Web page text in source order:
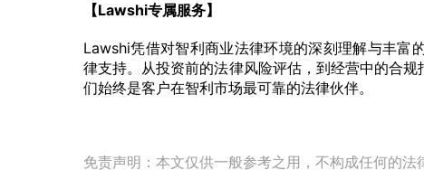
【Lawshi专属服务】
Lawshi凭借对智利商业法律环境的深刻理解与丰富
律支持。从投资前的法律风险评估，到经营中的合
们始终是客户在智利市场最可靠的法律伙伴。
免责声明：本文仅供一般参考之用，不构成任何的法